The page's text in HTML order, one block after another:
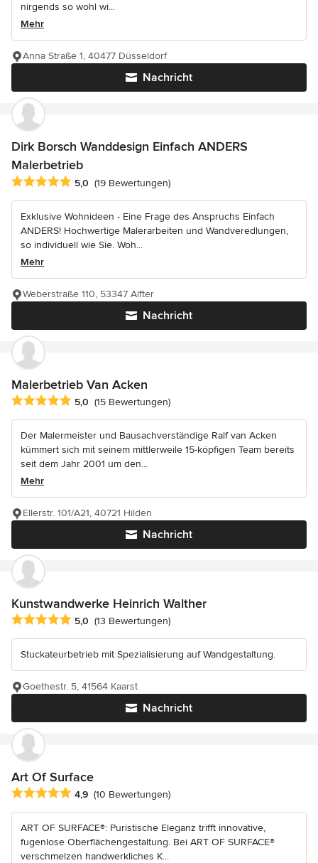
nirgends so wohl wi...
Mehr
Nachricht
Anna Straße 1, 40477 Düsseldorf
Dirk Borsch Wanddesign Einfach ANDERS
Malerbetrieb
Durchschnittliche Bewertung: 5 von 5 Sternen
5,0 (19 Bewertungen)
Exklusive Wohnideen - Eine Frage des Anspruchs Einfach
ANDERS! Hochwertige Malerarbeiten und Wandveredlungen,
so individuell wie Sie. Woh...
Mehr
Nachricht
Weberstraße 110, 53347 Alfter
Malerbetrieb Van Acken
Durchschnittliche Bewertung: 5 von 5 Sternen
5,0 (15 Bewertungen)
Der Malermeister und Bausachverständige Ralf van Acken
kümmert sich mit seinem mittlerweile 15-köpfigen Team bereits
seit dem Jahr 2001 um den...
Mehr
Nachricht
Ellerstr. 101/A21, 40721 Hilden
Kunstwandwerke Heinrich Walther
Durchschnittliche Bewertung: 5 von 5 Sternen
5,0 (13 Bewertungen)
Stuckateurbetrieb mit Spezialisierung auf Wandgestaltung.
Nachricht
Goethestr. 5, 41564 Kaarst
Art Of Surface
Durchschnittliche Bewertung: 4.9 von 5 Sternen
4,9 (10 Bewertungen)
ART OF SURFACE®: Puristische Eleganz trifft innovative,
fugenlose Oberflächengestaltung. Bei ART OF SURFACE®
verschmelzen handwerkliches K...